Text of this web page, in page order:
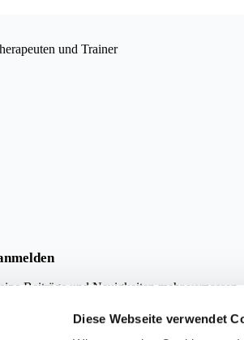
Diese Webseite verwendet
und Trainer
Beiträge und Neuigkeiten mehr verpassen.